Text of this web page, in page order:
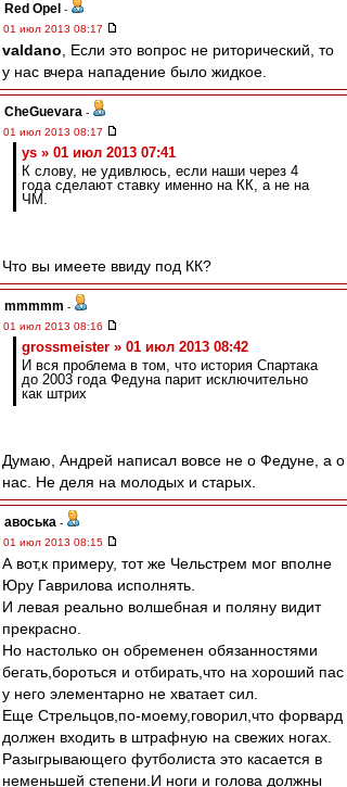
Red Opel -
01 июл 2013 08:17
valdano , Если это вопрос не риторический, то
у нас вчера нападение было жидкое.
CheGuevara -
01 июл 2013 08:17
ys » 01 июл 2013 07:41
К слову, не удивлюсь, если наши через 4
года сделают ставку именно на КК, а не на
ЧМ.
Что вы имеете ввиду под КК?
mmmmm -
01 июл 2013 08:16
grossmeister » 01 июл 2013 08:42
И вся проблема в том, что история Спартака
до 2003 года Федуна парит исключительно
как штрих
Думаю, Андрей написал вовсе не о Федуне, а о
нас. Не деля на молодых и старых.
авоська -
01 июл 2013 08:15
А вот,к примеру, тот же Чельстрем мог вполне
Юру Гаврилова исполнять.
И левая реально волшебная и поляну видит
прекрасно.
Но настолько он обременен обязанностями
бегать,бороться и отбирать,что на хороший пас
у него элементарно не хватает сил.
Еще Стрельцов,по-моему,говорил,что форвард
должен входить в штрафную на свежих ногах.
Разыгрывающего футболиста это касается в
неменьшей степени.И ноги и голова должны